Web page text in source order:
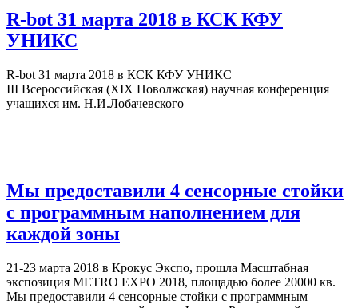
R-bot 31 марта 2018 в КСК КФУ
УНИКС
R-bot 31 марта 2018 в КСК КФУ УНИКС
III Всероссийская (XIX Поволжская) научная конференция
учащихся им. Н.И.Лобачевского
Мы предоставили 4 сенсорные стойки
с программным наполнением для
каждой зоны
21-23 марта 2018 в Крокус Экспо, прошла Масштабная
экспозиция METRO EXPO 2018, площадью более 20000 кв.
Мы предоставили 4 сенсорные стойки с программным